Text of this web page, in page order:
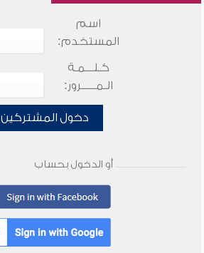
اسم
المستخدم:
كـلـــمـة
الـمـــــرور:
دخول المشتركين
أو الدخول بحساب